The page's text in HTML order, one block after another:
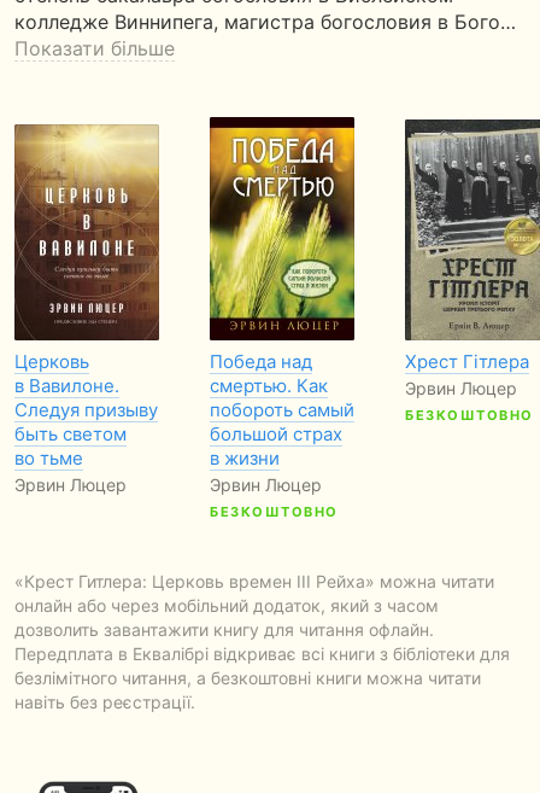
колледже Виннипега, магистра богословия в Бого…
Показати більше
Церковь
в Вавилоне.
Следуя призыву
быть светом
во тьме
Эрвин Люцер
Победа над
смертью. Как
побороть самый
большой страх
в жизни
Эрвин Люцер
БЕЗКОШТОВНО
Хрест Гітлера
Эрвин Люцер
БЕЗКОШТОВНО
«Крест Гитлера: Церковь времен III Рейха» можна читати
онлайн або через мобільний додаток, який з часом
дозволить завантажити книгу для читання офлайн.
Передплата в Еквалібрі відкриває всі книги з бібліотеки для
безлімітного читання, а безкоштовні книги можна читати
навіть без реєстрації.